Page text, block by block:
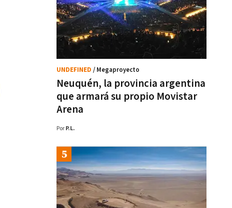
Neuquén, la provincia argentina
que armará su propio Movistar
Arena
UNDEFINED / Megaproyecto
Por P.L.